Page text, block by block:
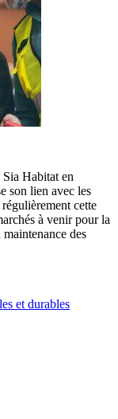
Habitat en
son lien avec les
cette
à venir pour la
des
et durables